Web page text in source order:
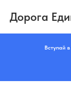
Дорога
Вступай